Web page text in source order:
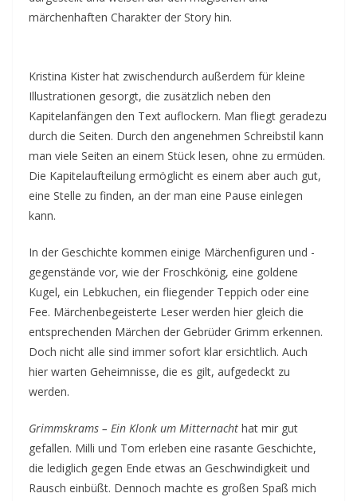
märchenhaften Charakter der Story hin.
Kristina Kister hat zwischendurch außerdem für kleine
Illustrationen gesorgt, die zusätzlich neben den
Kapitelanfängen den Text auflockern. Man fliegt geradezu
durch die Seiten. Durch den angenehmen Schreibstil kann
man viele Seiten an einem Stück lesen, ohne zu ermüden.
Die Kapitelaufteilung ermöglicht es einem aber auch gut,
eine Stelle zu finden, an der man eine Pause einlegen
kann.
In der Geschichte kommen einige Märchenfiguren und -
gegenstände vor, wie der Froschkönig, eine goldene
Kugel, ein Lebkuchen, ein fliegender Teppich oder eine
Fee. Märchenbegeisterte Leser werden hier gleich die
entsprechenden Märchen der Gebrüder Grimm erkennen.
Doch nicht alle sind immer sofort klar ersichtlich. Auch
hier warten Geheimnisse, die es gilt, aufgedeckt zu
werden.
Grimmskrams – Ein Klonk um Mitternacht hat mir gut
gefallen. Milli und Tom erleben eine rasante Geschichte,
die lediglich gegen Ende etwas an Geschwindigkeit und
Rausch einbüßt. Dennoch machte es großen Spaß mich